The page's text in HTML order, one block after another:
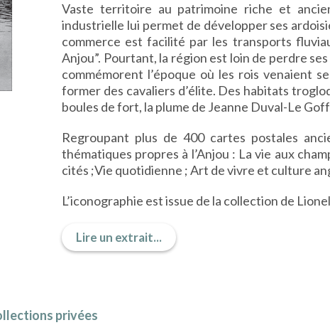
Vaste territoire au patrimoine riche et
industrielle lui permet de développer ses
commerce est facilité par les transports
Anjou”. Pourtant, la région est loin de perdre
commémorent l’époque où les rois venaient
former des cavaliers d’élite. Des habitats
boules de fort, la plume de Jeanne Duval-Le
Regroupant plus de 400 cartes postales
thématiques propres à l’Anjou : La vie aux
cités ;Vie quotidienne ; Art de vivre et culture
L’iconographie est issue de la collection de
Lire un extrait...
privées